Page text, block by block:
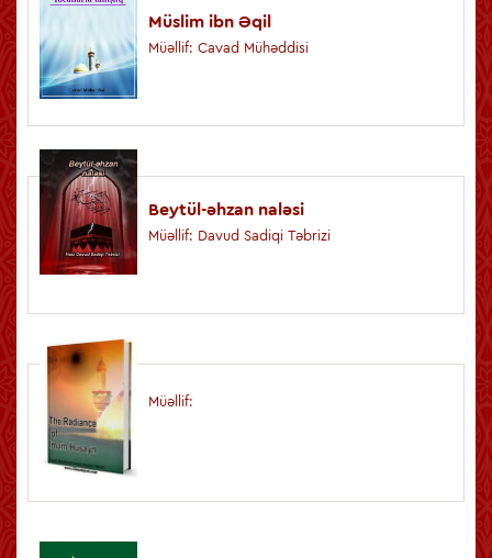
Müslim ibn Əqil
Müəllif: Cavad Mühəddisi
Beytül-əhzan naləsi
Müəllif: Davud Sadiqi Təbrizi
Müəllif: